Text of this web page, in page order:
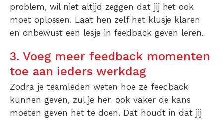
problem, wil niet altijd zeggen dat jij het ook
moet oplossen. Laat hen zelf het klusje klaren
en onbewust een lesje in feedback geven leren.
3. Voeg meer feedback momenten
toe aan ieders werkdag
Zodra je teamleden weten hoe ze feedback
kunnen geven, zul je hen ook vaker de kans
moeten geven het te doen. Dat houdt in dat jij